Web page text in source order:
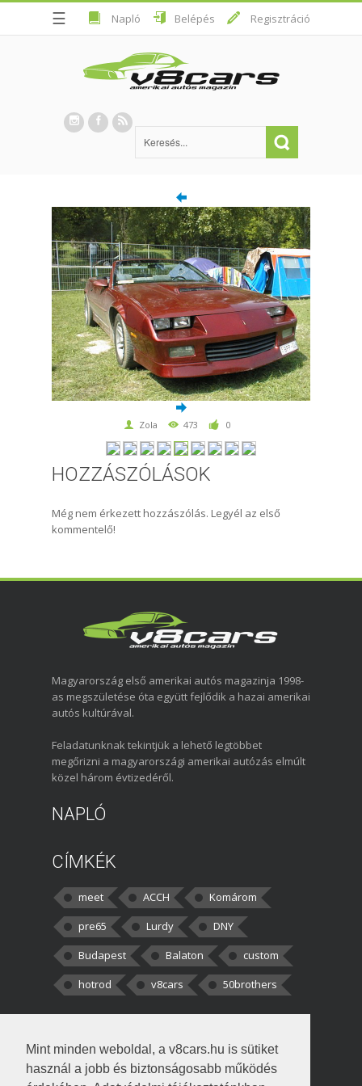
Mint minden weboldal, a v8cars.hu is sütiket
használ a jobb és biztonságosabb működés
☰ Napló Belépés Regisztráció
Zola 473 0
HOZZÁSZÓLÁSOK
Még nem érkezett hozzászólás. Legyél az első
kommentelő!
Magyarország első amerikai autós magazinja 1998-
as megszületése óta együtt fejlődik a hazai amerikai
autós kultúrával.
Feladatunknak tekintjük a lehető legtöbbet
megőrizni a magyarországi amerikai autózás elmúlt
közel három évtizedéről.
NAPLÓ
CÍMKÉK
meet ACCH
Komárom
pre65
Lurdy
DNY
Budapest
Balaton
custom
hotrod
v8cars 50brothers
kortisz:Elszúrtam! Én csak két
darabbaal számoltam. Nem tudtam, hogy fél autót,